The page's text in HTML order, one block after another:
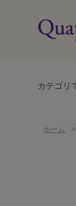
カテゴリ
ホーム >